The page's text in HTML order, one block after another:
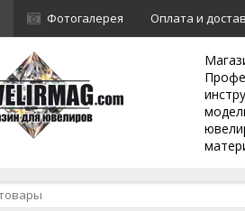
Фотогалерея Оплата и